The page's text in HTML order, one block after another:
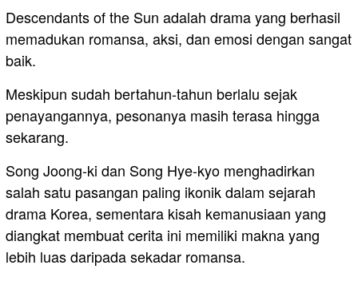
Descendants of the Sun adalah drama yang berhasil
memadukan romansa, aksi, dan emosi dengan sangat
baik.
Meskipun sudah bertahun-tahun berlalu sejak
penayangannya, pesonanya masih terasa hingga
sekarang.
Song Joong-ki dan Song Hye-kyo menghadirkan
salah satu pasangan paling ikonik dalam sejarah
drama Korea, sementara kisah kemanusiaan yang
diangkat membuat cerita ini memiliki makna yang
lebih luas daripada sekadar romansa.